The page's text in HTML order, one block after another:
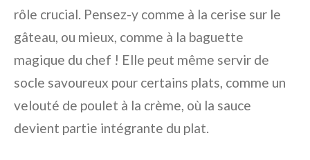
rôle crucial. Pensez-y comme à la cerise sur le
gâteau, ou mieux, comme à la baguette
magique du chef ! Elle peut même servir de
socle savoureux pour certains plats, comme un
velouté de poulet à la crème, où la sauce
devient partie intégrante du plat.